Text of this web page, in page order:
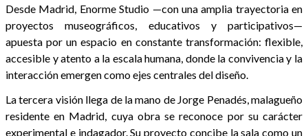
Desde Madrid, Enorme Studio —con una amplia trayectoria en
proyectos museográficos, educativos y participativos—
apuesta por un espacio en constante transformación: flexible,
accesible y atento a la escala humana, donde la convivencia y la
interacción emergen como ejes centrales del diseño.
La tercera visión llega de la mano de Jorge Penadés, malagueño
residente en Madrid, cuya obra se reconoce por su carácter
experimental e indagador. Su proyecto concibe la sala como un